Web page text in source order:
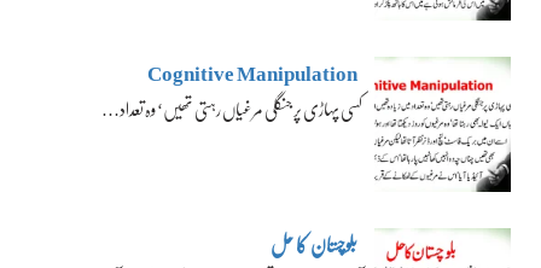
Cognitive Manipulation
کسی پہاڑی پر جنگلی مرغیاں رہتی تھیں‘ وہ تعداد…
بلوچستان کا حل